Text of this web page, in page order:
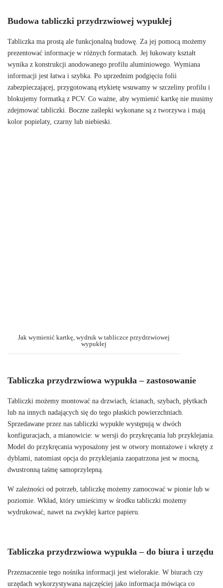
Budowa tabliczki przydrzwiowej wypukłej
Tabliczka ma prostą ale funkcjonalną budowę. Za jej pomocą możemy
prezentować informacje w różnych formatach. Jej łukowaty kształt
wynika z konstrukcji anodowanego profilu aluminiowego. Wymiana
informacji jest łatwa i szybka. Po uprzednim podgięciu folii
zabezpieczającej, przygotowaną etykietę wsuwamy w szczeliny profilu i
blokujemy formatką z PCV. Co ważne, aby wymienić kartkę nie musimy
zdejmować tabliczki. Boczne zaślepki wykonane są z tworzywa i mają
kolor popielaty, czarny lub niebieski.
Jak wymienić kartkę, wydruk w tabliczce przydrzwiowej
wypukłej
Tabliczka przydrzwiowa wypukła – zastosowanie
Tabliczki możemy montować na drzwiach, ścianach, szybach, płytkach
lub na innych nadających się do tego płaskich powierzchniach.
Sprzedawane przez nas tabliczki wypukłe występują w dwóch
konfiguracjach, a mianowicie: w wersji do przykręcania lub przyklejania.
Model do przykręcania wyposażony jest w otwory montażowe i wkręty z
dyblami, natomiast opcja do przyklejania zaopatrzona jest w mocną,
dwustronną taśmę samoprzylepną.
W zależności od potrzeb, tabliczkę możemy zamocować w pionie lub w
poziomie. Wkład, który umieścimy w środku tabliczki możemy
wydrukować, nawet na zwykłej kartce papieru.
Tabliczka przydrzwiowa wypukła – do biura i urzędu
Przeznaczenie tego nośnika informacji jest wielorakie. W biurach czy
urzędach wykorzystywana najczęściej jako informacja mówiąca co